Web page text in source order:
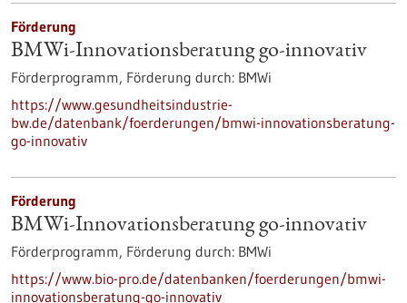
Förderung
BMWi-Innovationsberatung go-innovativ
Förderprogramm, Förderung durch: BMWi
https://www.gesundheitsindustrie-
bw.de/datenbank/foerderungen/bmwi-innovationsberatung-
go-innovativ
Förderung
BMWi-Innovationsberatung go-innovativ
Förderprogramm, Förderung durch: BMWi
https://www.bio-pro.de/datenbanken/foerderungen/bmwi-
innovationsberatung-go-innovativ